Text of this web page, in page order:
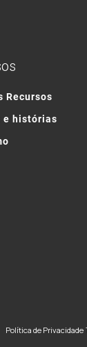
Recursos
e histórias
Política de Privacidade